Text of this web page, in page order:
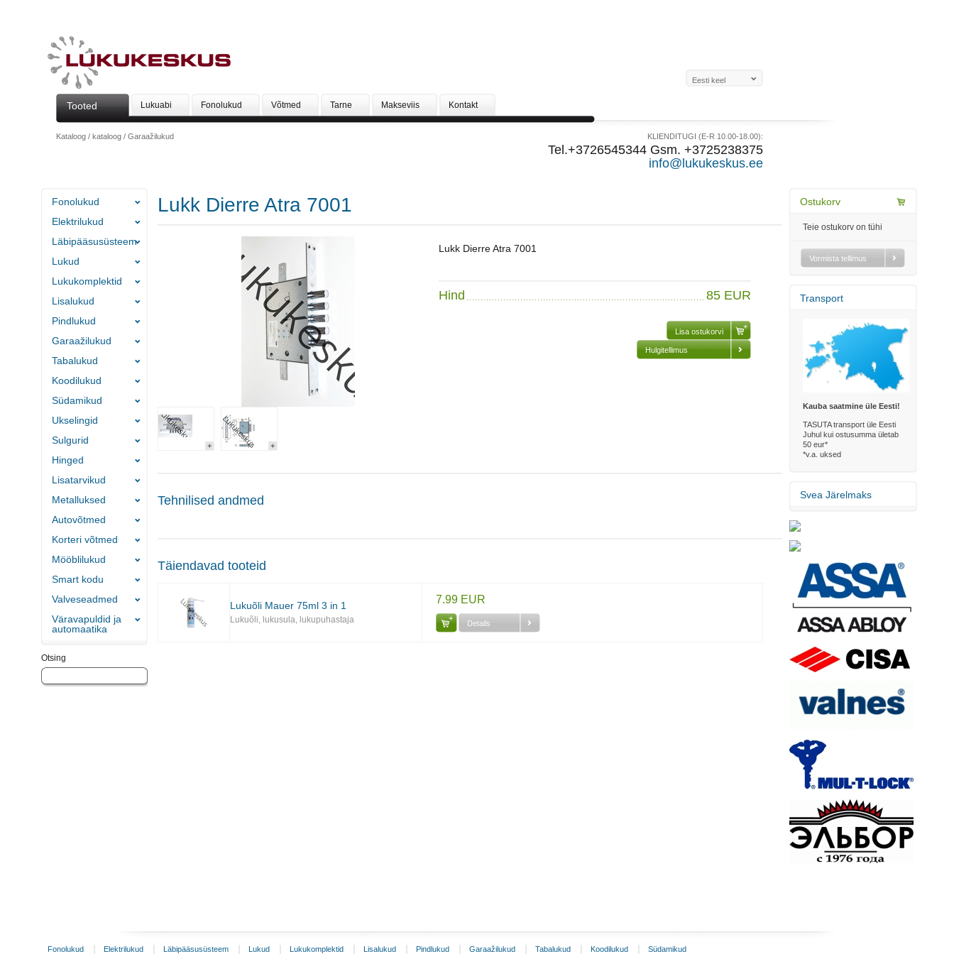
Tooted Lukuabi Fonolukud Võtmed Tarne Makseviis Kontakt
KLIENDITUGI (E-R 10.00-18.00):
Tel.+3726545344 Gsm. +3725238375
info@lukukeskus.ee
Kataloog /kataloog /Garaažilukud
Lukk Dierre Atra 7001
Lukk Dierre Atra 7001
85 EUR
Hind
Hulgitellimus
Tehnilised andmed
Täiendavad tooteid
Lukuõli Mauer 75ml 3 in 1
Lukuõli, lukusula, lukupuhastaja
7.99 EUR
Details
Fonolukud
Elektrilukud
Läbipääsusüsteem
Lukud
Lukukomplektid
Lisalukud
Pindlukud
Garaažilukud
Tabalukud
Koodilukud
Südamikud
Ukselingid
Sulgurid
Hinged
Lisatarvikud
Metalluksed
Autovõtmed
Korteri võtmed
Mööblilukud
Smart kodu
Valveseadmed
Väravapuldid ja
automaatika
Otsing
Ostukorv
Teie ostukorv on tühi
Vormista tellimus
Transport
Kauba saatmine üle Eesti!
TASUTA transport üle Eesti
Juhul kui ostusumma ületab
50 eur*
*v.a. uksed
Svea Järelmaks
Fonolukud Elektrilukud Läbipääsusüsteem Lukud Lukukomplektid Lisalukud Pindlukud Garaažilukud Tabalukud Koodilukud Südamikud